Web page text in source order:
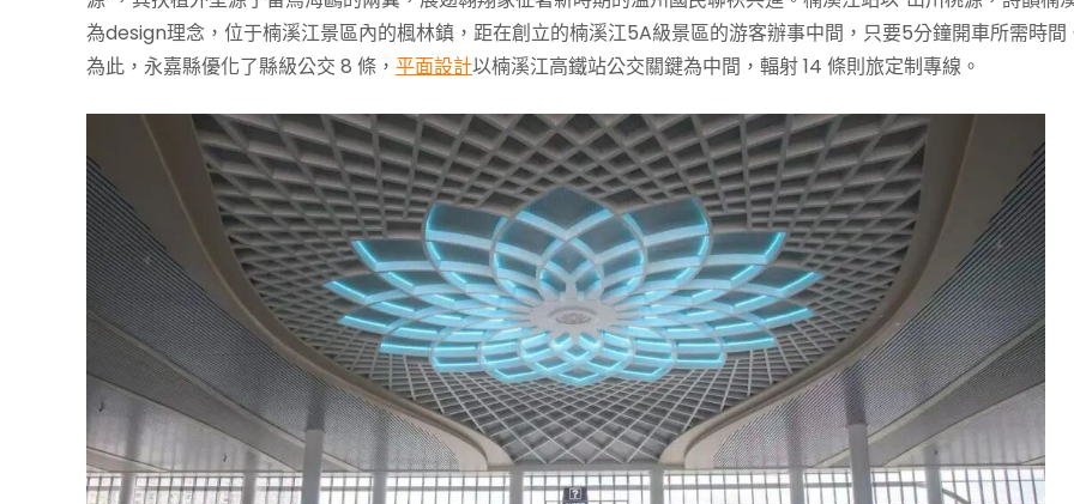
為design理念，位于楠溪江景區內的楓林鎮，距在創立的楠溪江5A級景區的游客辦事中間，只要5分鐘開車所需時間
為此，永嘉縣優化了縣級公交 8 條， 平面設計以楠溪江高鐵站公交關鍵為中間，輻射 14 條則旅定制專線。